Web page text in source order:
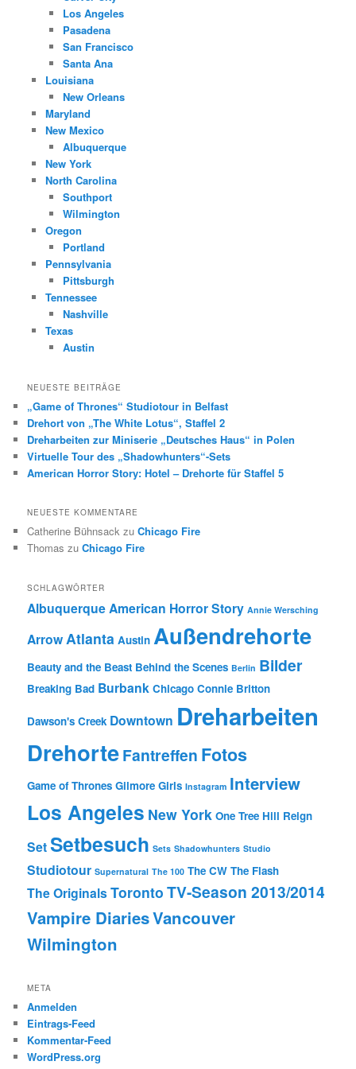
Los Angeles
Pasadena
San Francisco
Santa Ana
Louisiana
New Orleans
Maryland
New Mexico
Albuquerque
New York
North Carolina
Southport
Wilmington
Oregon
Portland
Pennsylvania
Pittsburgh
Tennessee
Nashville
Texas
Austin
NEUESTE BEITRÄGE
„Game of Thrones“ Studiotour in Belfast
Drehort von „The White Lotus“, Staffel 2
Dreharbeiten zur Miniserie „Deutsches Haus“ in Polen
Virtuelle Tour des „Shadowhunters“-Sets
American Horror Story: Hotel – Drehorte für Staffel 5
NEUESTE KOMMENTARE
Catherine Bühnsack zuChicago Fire
Thomas zuChicago Fire
SCHLAGWÖRTER
Albuquerque American Horror Story Annie Wersching
Arrow Atlanta Austin Außendrehorte
Beauty and the Beast Behind the Scenes Berlin Bilder
Breaking Bad Burbank Chicago Connie Britton
Dawson's Creek Downtown Dreharbeiten
DrehorteFantreffen Fotos
Game of Thrones Gilmore Girls Instagram Interview
Los Angeles New York One Tree Hill Reign
SetSetbesuch Sets Shadowhunters Studio
Studiotour Supernatural The 100 The CW The Flash
The OriginalsToronto TV-Season 2013/2014
Vampire DiariesVancouver
Wilmington
META
Anmelden
Eintrags-Feed
Kommentar-Feed
WordPress.org